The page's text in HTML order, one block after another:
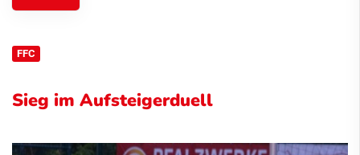
FFC
Sieg im Aufsteigerduell